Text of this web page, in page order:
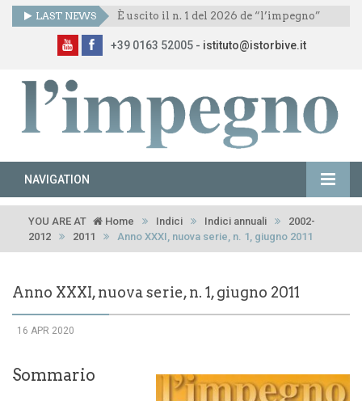
LAST NEWS È uscito il n. 1 del 2026 de “l’impegno”
+39 0163 52005 - istituto@istorbive.it
NAVIGATION
YOU ARE AT Home Indici Indici annuali
2002-
2012
2011 Anno XXXI, nuova serie, n. 1, giugno 2011
Anno XXXI, nuova serie, n. 1, giugno 2011
16 APR 2020
Sommario